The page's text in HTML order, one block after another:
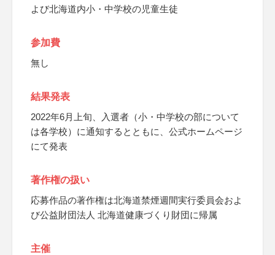
よび北海道内小・中学校の児童生徒
参加費
無し
結果発表
2022年6月上旬、入選者（小・中学校の部について
は各学校）に通知するとともに、公式ホームページ
にて発表
著作権の扱い
応募作品の著作権は北海道禁煙週間実行委員会およ
び公益財団法人 北海道健康づくり財団に帰属
主催